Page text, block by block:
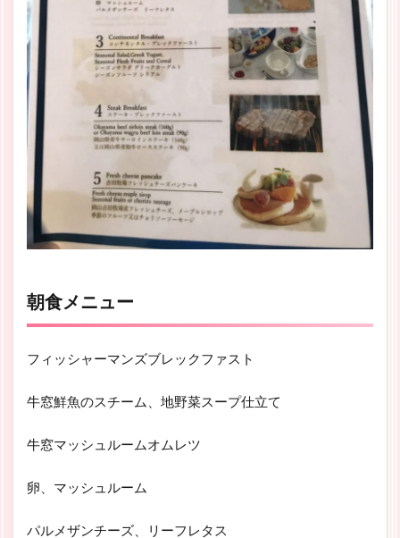
朝食メニュー
フィッシャーマンズブレックファスト
牛窓鮮魚のスチーム、地野菜スープ仕立て
牛窓マッシュルームオムレツ
卵、マッシュルーム
パルメザンチーズ、リーフレタス